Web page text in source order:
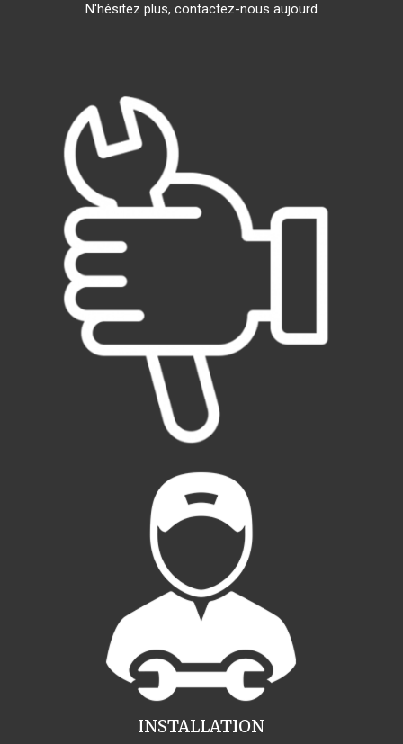
N'hésitez plus, contactez-nous aujourd
INSTALLATION